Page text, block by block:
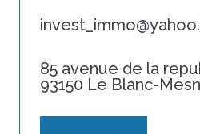
85 avenue de la
93150 Le Blanc-